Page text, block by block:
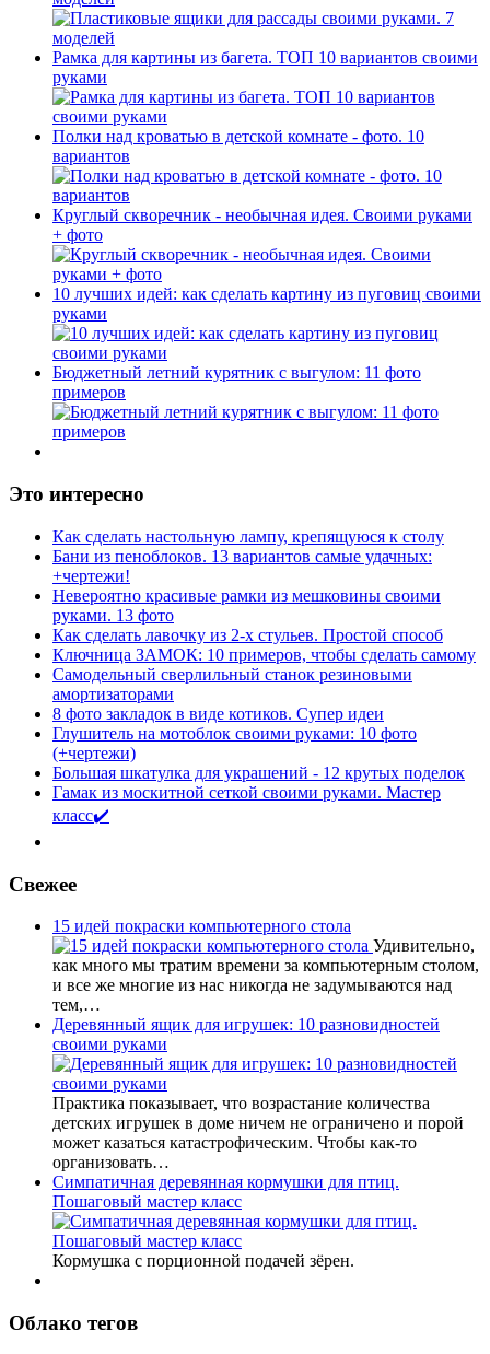
Рамка для картины из багета. ТОП 10 вариантов своими
руками
Полки над кроватью в детской комнате - фото. 10
вариантов
Круглый скворечник - необычная идея. Своими руками
+ фото
10 лучших идей: как сделать картину из пуговиц своими
руками
Бюджетный летний курятник с выгулом: 11 фото
примеров
Это интересно
Как сделать настольную лампу, крепящуюся к столу
Бани из пеноблоков. 13 вариантов самые удачных:
+чертежи!
Невероятно красивые рамки из мешковины своими
руками. 13 фото
Как сделать лавочку из 2-х стульев. Простой способ
Ключница ЗАМОК: 10 примеров, чтобы сделать самому
Самодельный сверлильный станок резиновыми
амортизаторами
8 фото закладок в виде котиков. Супер идеи
Глушитель на мотоблок своими руками: 10 фото
(+чертежи)
Большая шкатулка для украшений - 12 крутых поделок
Гамак из москитной сеткой своими руками. Мастер
класс✔️
Свежее
15 идей покраски компьютерного стола
Удивительно,
как много мы тратим времени за компьютерным столом,
и все же многие из нас никогда не задумываются над
тем,…
Деревянный ящик для игрушек: 10 разновидностей
своими руками
Практика показывает, что возрастание количества
детских игрушек в доме ничем не ограничено и порой
может казаться катастрофическим. Чтобы как-то
организовать…
Симпатичная деревянная кормушки для птиц.
Пошаговый мастер класс
Кормушка с порционной подачей зёрен.
Облако тегов